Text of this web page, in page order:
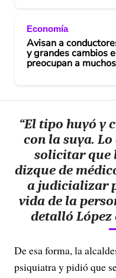
Economía
Avisan a
y grandes cambios
preocupan a muchos
“El tipo huyó y
con la suya.
solicitar que
dizque de
a judicializar
vida de la
detalló López
De esa forma, la
psiquiatra y pidió que